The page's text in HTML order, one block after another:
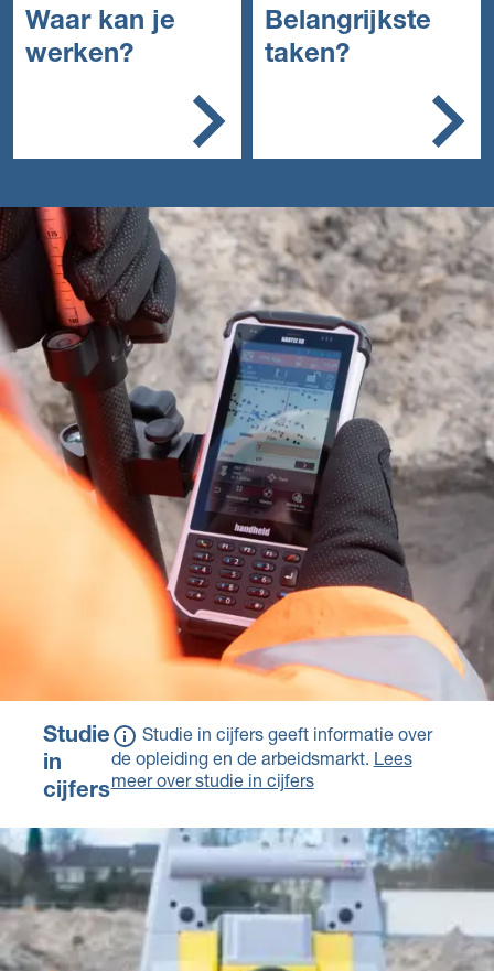
Waar kan je
werken?
ingenieursbedrijf, of de
overheid.
Belangrijkste
taken?
meten
verdraaiingen
Je plaatst
markeringen
Je beheert en update
geo-informatie
Je documenteert
alles.
Studie
in
cijfers
Studie in cijfers geeft informatie over
de opleiding en de arbeidsmarkt. Lees
meer over studie in cijfers